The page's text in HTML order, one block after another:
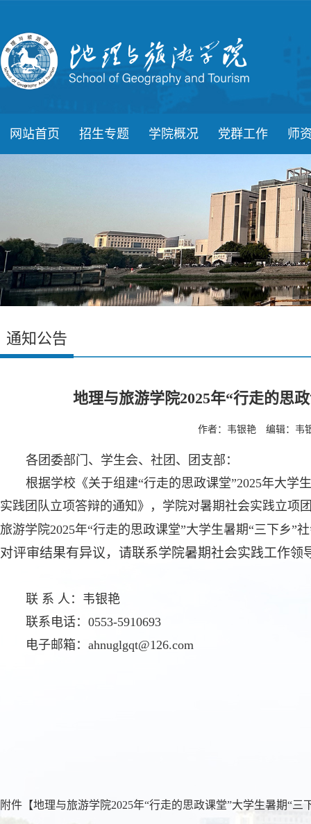
网站首页 招生专题 学院概况 党群工作 师
通知公告
地理与旅游学院2025年“行走的思
作者：韦银艳 编辑：韦
各团委部门、学生会、社团、团支部：
根据学校《关于组建“行走的思政课堂”2025年大学
实践团队立项答辩的通知》，学院对暑期社会实践立项
旅游学院2025年“行走的思政课堂”大学生暑期“三下乡”
对评审结果有异议，请联系学院暑期社会实践工作领
联 系 人：韦银艳
联系电话：0553-5910693
电子邮箱：ahnuglgqt@126.com
附件【地理与旅游学院2025年“行走的思政课堂”大学生暑期“